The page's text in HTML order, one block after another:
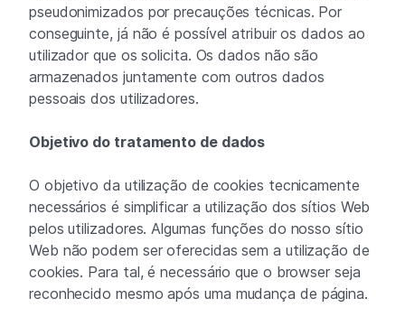
pseudonimizados por precauções técnicas. Por
conseguinte, já não é possível atribuir os dados ao
utilizador que os solicita. Os dados não são
armazenados juntamente com outros dados
pessoais dos utilizadores.
Objetivo do tratamento de dados
O objetivo da utilização de cookies tecnicamente
necessários é simplificar a utilização dos sítios Web
pelos utilizadores. Algumas funções do nosso sítio
Web não podem ser oferecidas sem a utilização de
cookies. Para tal, é necessário que o browser seja
reconhecido mesmo após uma mudança de página.